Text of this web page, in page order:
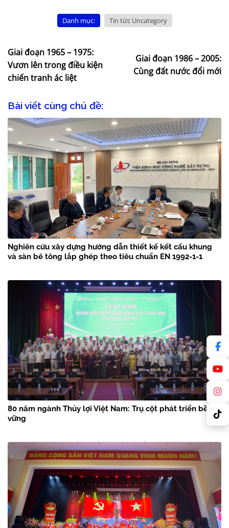
Danh mục: Tin tức Uncategory
Giai đoạn 1965 – 1975:
Vươn lên trong điều kiện
chiến tranh ác liệt
Giai đoạn 1986 – 2005:
Cùng đất nước đổi mới
Bài viết cùng chủ đề:
Nghiên cứu xây dựng hướng dẫn thiết kế kết cấu khung
và sàn bê tông lắp ghép theo tiêu chuẩn EN 1992-1-1
80 năm ngành Thủy lợi Việt Nam: Trụ cột phát triển bền
vững